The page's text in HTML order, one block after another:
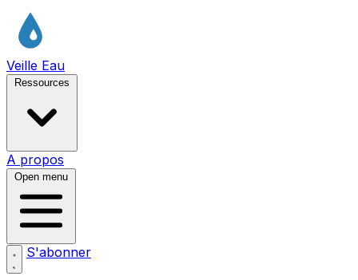
Veille Eau
Ressources
A propos
Open menu
S'abonner